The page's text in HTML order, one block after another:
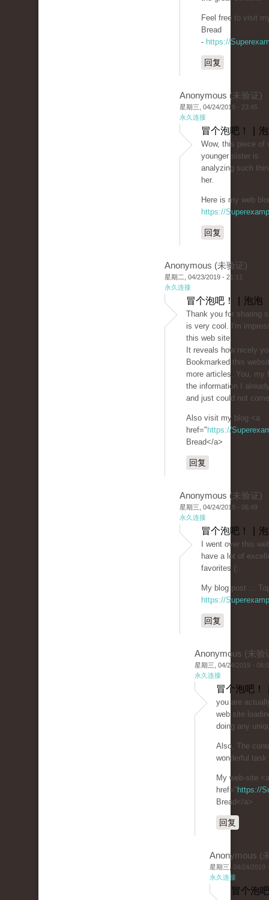
Feel free to visit
Bread
- https://
回复
Anonymous (未验证)
星期三, 04/24/2019 - 23:45
永久连接
冒个泡吧！ |
Wow, this piece of
younger sister is
analyzing such
her.
Here is my web
https://
回复
Anonymous (未验证)
星期二, 04/23/2019 - 21:11
永久连接
冒个泡吧！ | 泡泡
Thank you for sharing
is very cool. I'm
this web site.
It reveals how nicely
Bookmarked this
more articles. You, my
the information I
and just could not
Also visit my blog <a
href=" https://
Bread</a>
回复
Anonymous (未验证)
星期三, 04/24/2019 - 06:49
永久连接
冒个泡吧！ |
I went over this
have a lot of
favorites (:.
My blog post ...
https://
回复
Anonymous (未验
星期三, 04/24/2019 -
永久连接
冒个泡吧！
you are
web site
doing any
Also, The
wonderful
My web-site <a
href=" https://
Bread</a>
回复
Anonymous (
星期三, 04/24/2019
永久连接
冒个泡